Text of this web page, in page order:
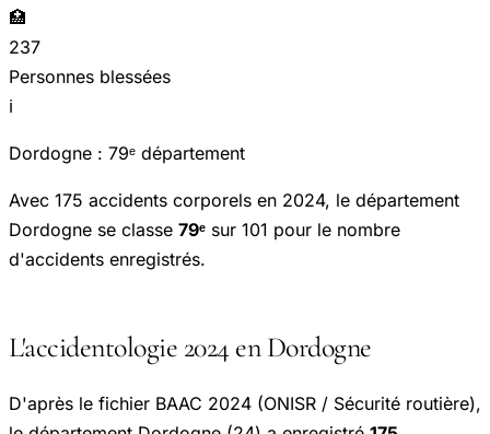
🏥
237
Personnes blessées
ℹ️
Dordogne : 79ᵉ département
Avec 175 accidents corporels en 2024, le département
Dordogne se classe 79ᵉ sur 101 pour le nombre
d'accidents enregistrés.
L'accidentologie 2024 en Dordogne
D'après le fichier BAAC 2024 (ONISR / Sécurité routière),